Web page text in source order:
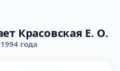
Красовская Е. О.
года